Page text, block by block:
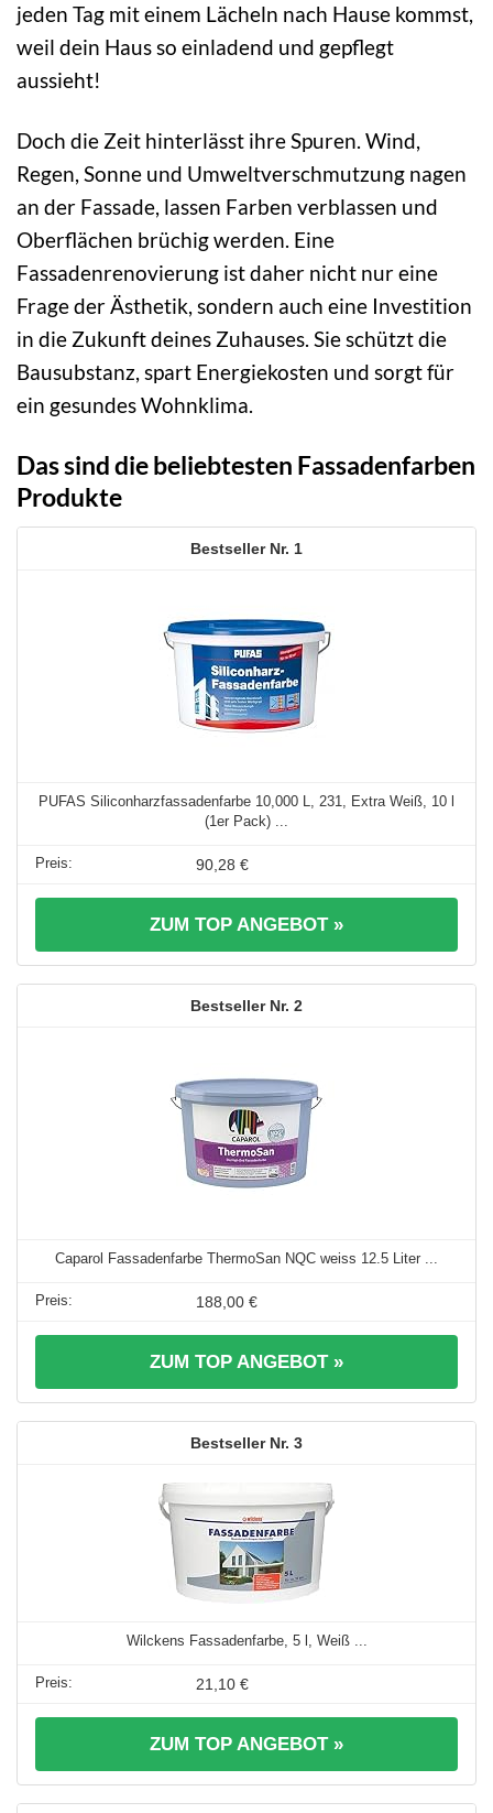
jeden Tag mit einem Lächeln nach Hause kommst,
weil dein Haus so einladend und gepflegt
aussieht!
Doch die Zeit hinterlässt ihre Spuren. Wind,
Regen, Sonne und Umweltverschmutzung nagen
an der Fassade, lassen Farben verblassen und
Oberflächen brüchig werden. Eine
Fassadenrenovierung ist daher nicht nur eine
Frage der Ästhetik, sondern auch eine Investition
in die Zukunft deines Zuhauses. Sie schützt die
Bausubstanz, spart Energiekosten und sorgt für
ein gesundes Wohnklima.
Das sind die beliebtesten Fassadenfarben
Produkte
1
PUFAS Siliconharzfassadenfarbe 10,000 L, 231, Extra Weiß, 10 l
(1er Pack) ...
90,28 €
ZUM TOP ANGEBOT »
2
Caparol Fassadenfarbe ThermoSan NQC weiss 12.5 Liter ...
188,00 €
ZUM TOP ANGEBOT »
3
Wilckens Fassadenfarbe, 5 l, Weiß ...
21,10 €
ZUM TOP ANGEBOT »